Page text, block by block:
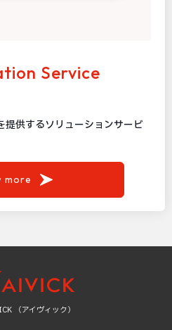
Service
提供するソリューションサービ
more
（アイヴィック）